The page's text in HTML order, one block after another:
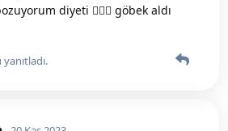
diyeti 🤦🏻‍♀️ göbek aldı